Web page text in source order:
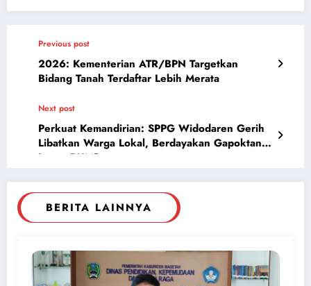
Previous post
2026: Kementerian ATR/BPN Targetkan
Bidang Tanah Terdaftar Lebih Merata
Next post
Perkuat Kemandirian: SPPG Widodaren Gerih
Libatkan Warga Lokal, Berdayakan Gapoktan
Lewat BUMDes
BERITA LAINNYA